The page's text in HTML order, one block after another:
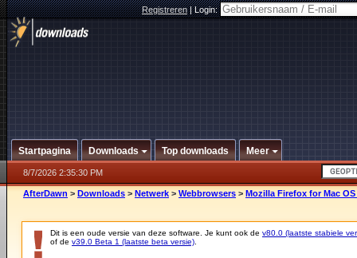
Registreren|Login:
Startpagina Downloads Top downloads Meer
8/7/2026 2:35:30 PM
AfterDawn > Downloads > Netwerk > Webbrowsers > Mozilla Firefox for Mac OS
Dit is een oude versie van deze software. Je kunt ook de v80.0 (laatste stabiele
of de v39.0 Beta 1 (laatste beta versie)